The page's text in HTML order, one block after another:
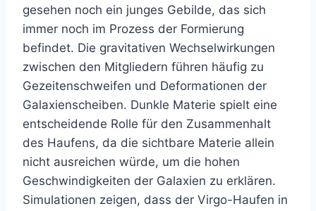
gesehen noch ein junges Gebilde, das sich
immer noch im Prozess der Formierung
befindet. Die gravitativen Wechselwirkungen
zwischen den Mitgliedern führen häufig zu
Gezeitenschweifen und Deformationen der
Galaxienscheiben. Dunkle Materie spielt eine
entscheidende Rolle für den Zusammenhalt
des Haufens, da die sichtbare Materie allein
nicht ausreichen würde, um die hohen
Geschwindigkeiten der Galaxien zu erklären.
Simulationen zeigen, dass der Virgo-Haufen in